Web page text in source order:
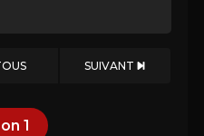
SUIVANT
1